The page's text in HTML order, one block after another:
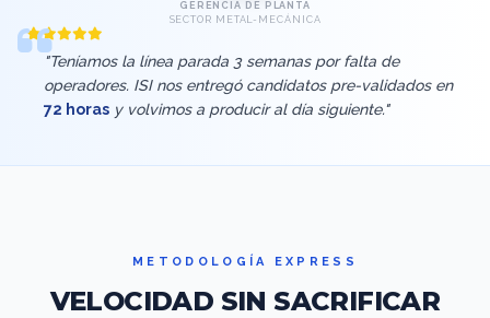
GERENCIA DE PLANTA
SECTOR METAL-MECÁNICA
"Teníamos la línea parada 3 semanas por falta de
operadores. ISI nos entregó candidatos pre-validados en
72 horas y volvimos a producir al día siguiente."
METODOLOGÍA EXPRESS
VELOCIDAD SIN SACRIFICAR